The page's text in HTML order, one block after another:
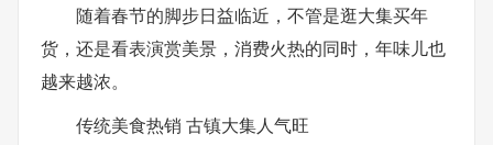
随着春节的脚步日益临近，不管是逛大集买年
货，还是看表演赏美景，消费火热的同时，年味儿也
越来越浓。
传统美食热销 古镇大集人气旺